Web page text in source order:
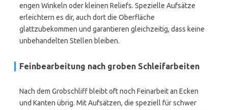
engen Winkeln oder kleinen Reliefs. Spezielle Aufsätze
erleichtern es dir, auch dort die Oberfläche
glattzubekommen und garantieren gleichzeitig, dass keine
unbehandelten Stellen bleiben.
Feinbearbeitung nach groben Schleifarbeiten
Nach dem Grobschliff bleibt oft noch Feinarbeit an Ecken
und Kanten übrig. Mit Aufsätzen, die speziell für schwer